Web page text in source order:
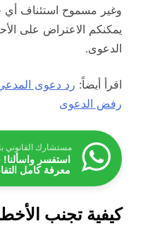
وغير مسموح استئناف أي
يمكنكم الاعتراض على
الدعوى.
اقرأ أيضاً: رد دعوى المدعي
رفض الدعوى
مستشارك القانوني
استفسر واسألنا!
معرفة كامل
كيفية تجنب